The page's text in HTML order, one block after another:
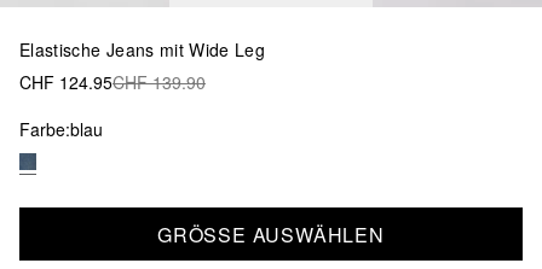
Elastische Jeans mit Wide Leg
CHF 124.95CHF 139.90
Farbe:blau
GRÖSSE AUSWÄHLEN